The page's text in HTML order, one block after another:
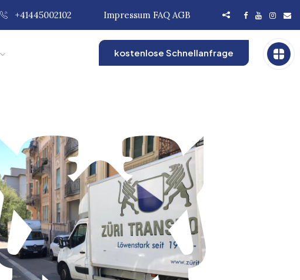
+41445002102 Impressum FAQ AGB
kostenlose Schnellanfrage